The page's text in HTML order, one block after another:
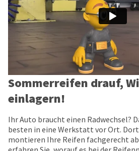
Sommerreifen drauf,
einlagern!
Ihr Auto braucht einen Radwechsel?
besten in eine Werkstatt vor Ort.
montieren Ihre Reifen fachgerecht